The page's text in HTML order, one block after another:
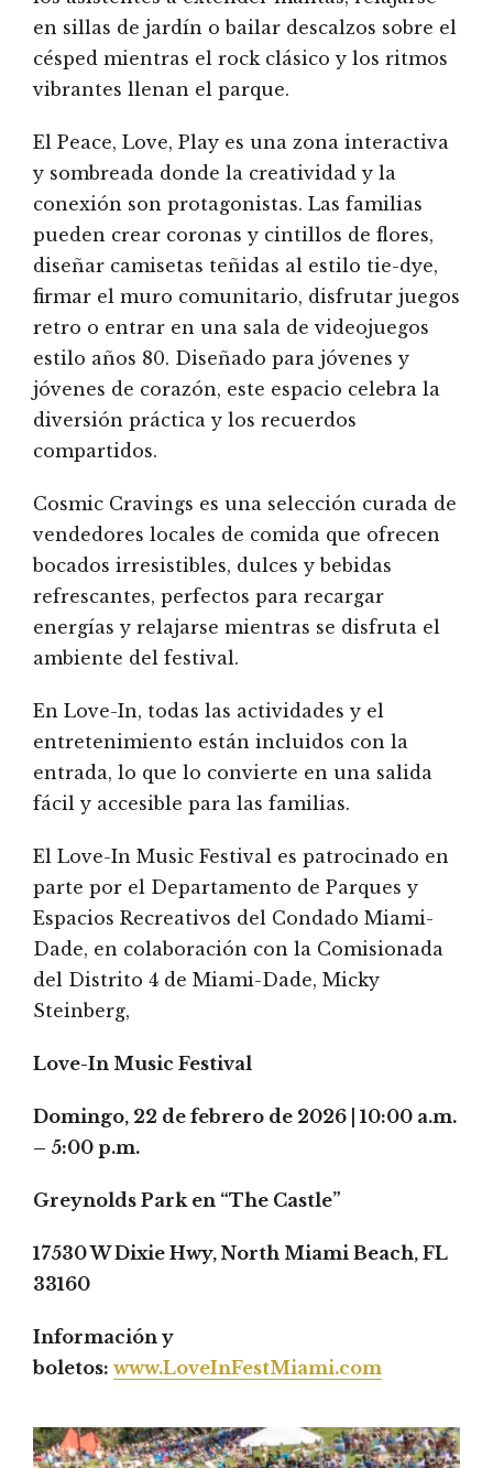
en sillas de jardín o bailar descalzos sobre el
césped mientras el rock clásico y los ritmos
vibrantes llenan el parque.
El Peace, Love, Play es una zona interactiva
y sombreada donde la creatividad y la
conexión son protagonistas. Las familias
pueden crear coronas y cintillos de flores,
diseñar camisetas teñidas al estilo tie-dye,
firmar el muro comunitario, disfrutar juegos
retro o entrar en una sala de videojuegos
estilo años 80. Diseñado para jóvenes y
jóvenes de corazón, este espacio celebra la
diversión práctica y los recuerdos
compartidos.
Cosmic Cravings es una selección curada de
vendedores locales de comida que ofrecen
bocados irresistibles, dulces y bebidas
refrescantes, perfectos para recargar
energías y relajarse mientras se disfruta el
ambiente del festival.
En Love-In, todas las actividades y el
entretenimiento están incluidos con la
entrada, lo que lo convierte en una salida
fácil y accesible para las familias.
El Love-In Music Festival es patrocinado en
parte por el Departamento de Parques y
Espacios Recreativos del Condado Miami-
Dade, en colaboración con la Comisionada
del Distrito 4 de Miami-Dade, Micky
Steinberg,
Love-In Music Festival
Domingo, 22 de febrero de 2026 | 10:00 a.m.
– 5:00 p.m.
Greynolds Park en “The Castle”
17530 W Dixie Hwy, North Miami Beach, FL
33160
Información y
boletos: www.LoveInFestMiami.com